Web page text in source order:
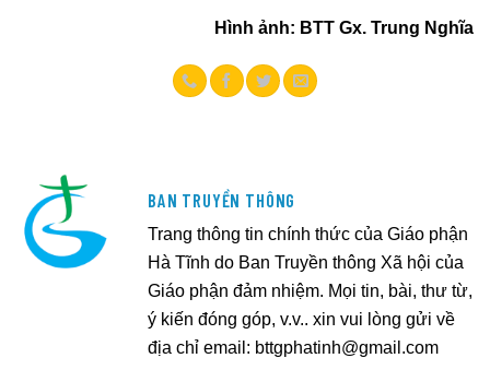
Hình ảnh: BTT Gx. Trung Nghĩa
BAN TRUYỀN THÔNG
Trang thông tin chính thức của Giáo phận
Hà Tĩnh do Ban Truyền thông Xã hội của
Giáo phận đảm nhiệm. Mọi tin, bài, thư từ,
ý kiến đóng góp, v.v.. xin vui lòng gửi về
địa chỉ email: bttgphatinh@gmail.com